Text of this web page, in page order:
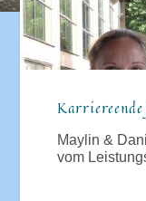
Maylin &
vom